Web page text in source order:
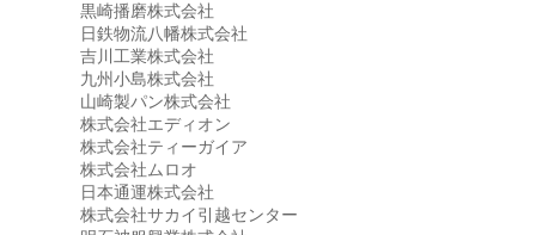
黒崎播磨株式会社
日鉄物流八幡株式会社
吉川工業株式会社
九州小島株式会社
山崎製パン株式会社
株式会社エディオン
株式会社ティーガイア
株式会社ムロオ
日本通運株式会社
株式会社サカイ引越センター